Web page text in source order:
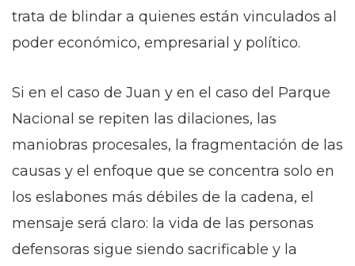
trata de blindar a quienes están vinculados al
poder económico, empresarial y político.
Si en el caso de Juan y en el caso del Parque
Nacional se repiten las dilaciones, las
maniobras procesales, la fragmentación de las
causas y el enfoque que se concentra solo en
los eslabones más débiles de la cadena, el
mensaje será claro: la vida de las personas
defensoras sigue siendo sacrificable y la